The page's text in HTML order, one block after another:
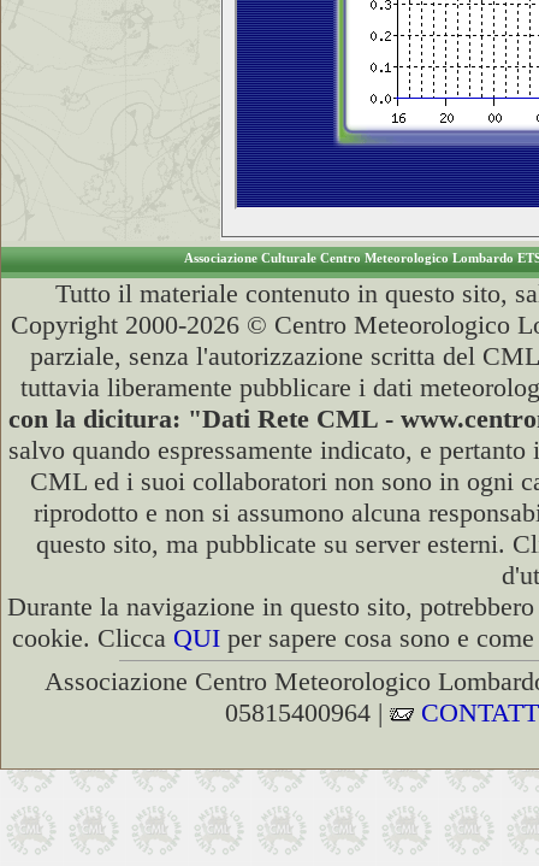
Associazione Culturale Centro Meteorologico Lombardo
Tutto il materiale contenuto in questo sito,
Copyright 2000-2026 © Centro Meteorologico
parziale, senza l'autorizzazione scritta del
tuttavia liberamente pubblicare i dati
con la dicitura: "Dati Rete CML -
salvo quando espressamente indicato, e
CML ed i suoi collaboratori non sono in ogni
riprodotto e non si assumono alcuna
questo sito, ma pubblicate su server esterni.
Durante la navigazione in questo sito,
cookie. Clicca QUI per sapere cosa sono e
Associazione Centro Meteorologico
05815400964 |